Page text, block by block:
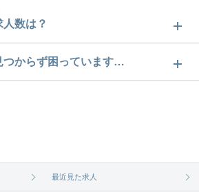
数は？
人数は734件です。どのような求
ックしてみてください。
つからず困っています…
チラから
最近見た求人